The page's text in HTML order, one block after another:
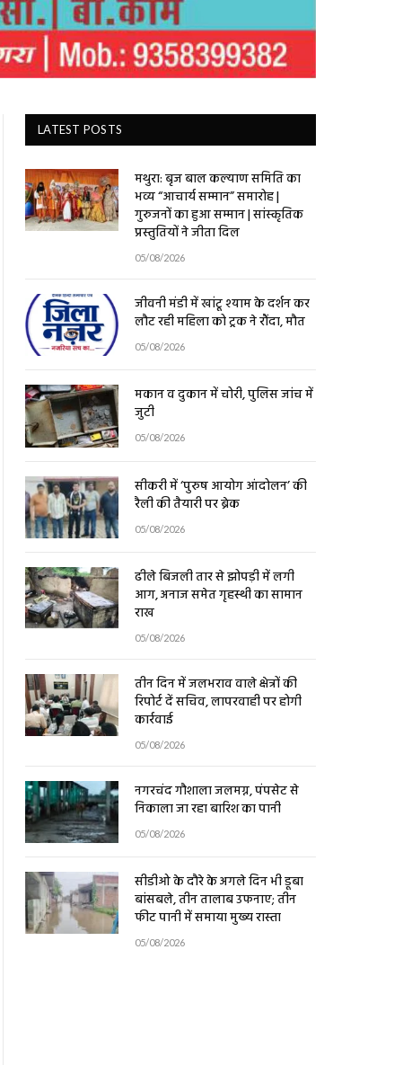
LATEST POSTS
मथुरा: बृज बाल कल्याण समिति का
भव्य “आचार्य सम्मान” समारोह |
गुरुजनों का हुआ सम्मान | सांस्कृतिक
प्रस्तुतियों ने जीता दिल
05/08/2026
जीवनी मंडी में खांटू श्याम के दर्शन कर
लौट रही महिला को ट्रक ने रौंदा, मौत
05/08/2026
मकान व दुकान में चोरी, पुलिस जांच में
जुटी
05/08/2026
सीकरी में ‘पुरुष आयोग आंदोलन’ की
रैली की तैयारी पर ब्रेक
05/08/2026
ढीले बिजली तार से झोपड़ी में लगी
आग, अनाज समेत गृहस्थी का सामान
राख
05/08/2026
तीन दिन में जलभराव वाले क्षेत्रों की
रिपोर्ट दें सचिव, लापरवाही पर होगी
कार्रवाई
05/08/2026
नगरचंद गौशाला जलमग्न, पंपसेट से
निकाला जा रहा बारिश का पानी
05/08/2026
सीडीओ के दौरे के अगले दिन भी डूबा
बांसबले, तीन तालाब उफनाए; तीन
फीट पानी में समाया मुख्य रास्ता
05/08/2026